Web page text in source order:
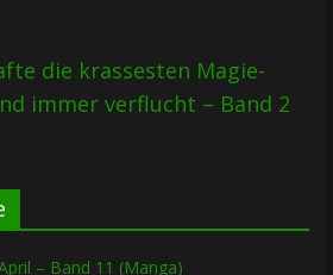
die krassesten Magie-
immer verflucht – Band 2
– Band 11 (Manga)